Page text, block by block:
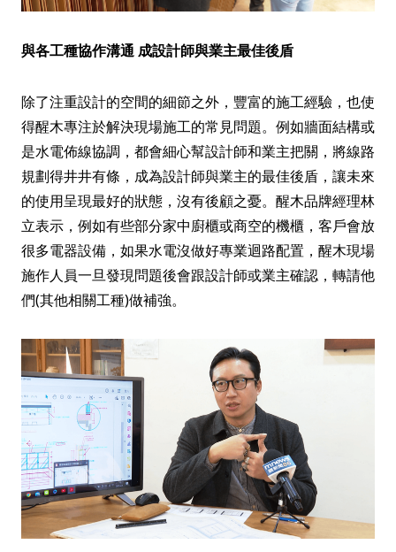
與各工種協作溝通 成設計師與業主最佳後盾
除了注重設計的空間的細節之外，豐富的施工經驗，也使
得醒木專注於解決現場施工的常見問題。例如牆面結構或
是水電佈線協調，都會細心幫設計師和業主把關，將線路
規劃得井井有條，成為設計師與業主的最佳後盾，讓未來
的使用呈現最好的狀態，沒有後顧之憂。醒木品牌經理林
立表示，例如有些部分家中廚櫃或商空的機櫃，客戶會放
很多電器設備，如果水電沒做好專業迴路配置，醒木現場
施作人員一旦發現問題後會跟設計師或業主確認，轉請他
們(其他相關工種)做補強。